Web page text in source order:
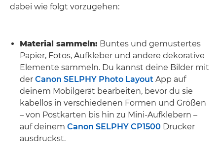
dabei wie folgt vorzugehen:
Material sammeln: Buntes und gemustertes
Papier, Fotos, Aufkleber und andere dekorative
Elemente sammeln. Du kannst deine Bilder mit
der Canon SELPHY Photo Layout App auf
deinem Mobilgerät bearbeiten, bevor du sie
kabellos in verschiedenen Formen und Größen
– von Postkarten bis hin zu Mini-Aufklebern –
auf deinem Canon SELPHY CP1500 Drucker
ausdruckst.